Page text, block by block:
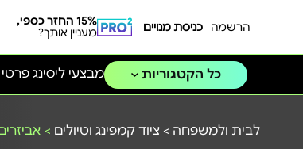
הרשמה כניסת מנויים
15% החזר כספי,
מעניין אותך?
כל הקטגוריות מבצעי ליסינג פרטי
לבית ולמשפחה > ציוד קמפינג וטיולים >